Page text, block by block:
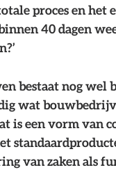
proces en het
40 dagen
bestaat nog
wat
is een vorm van
van zaken als